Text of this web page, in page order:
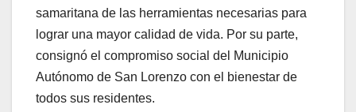
samaritana de las herramientas necesarias para
lograr una mayor calidad de vida. Por su parte,
consignó el compromiso social del Municipio
Autónomo de San Lorenzo con el bienestar de
todos sus residentes.